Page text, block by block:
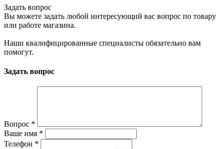
Задать вопрос
Вы можете задать любой интересующий вас вопрос по товару
или работе магазина.
Наши квалифицированные специалисты обязательно вам
помогут.
Задать вопрос
Вопрос *
Ваше имя *
Телефон *